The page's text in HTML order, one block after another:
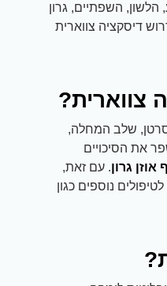
השפתיים, גרון
דיסקציה צווארית
צווארית?
שלב המחלה,
את הסיכויים
גרון. עם זאת,
נוספים כגון